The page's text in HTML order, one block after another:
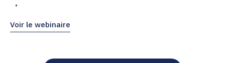
•
Voir le webinaire